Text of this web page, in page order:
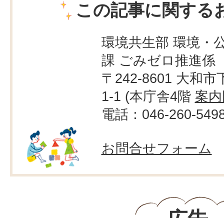
この記事に関する
環境共生部 環境・
課 ごみゼロ推進係
〒242-8601 大和市
1-1 (本庁舎4階 案
電話：046-260-
お問合せフォーム